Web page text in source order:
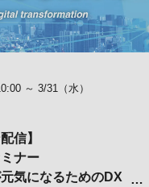
～ 3/31（水）
信】
ナー
気になるためのDX